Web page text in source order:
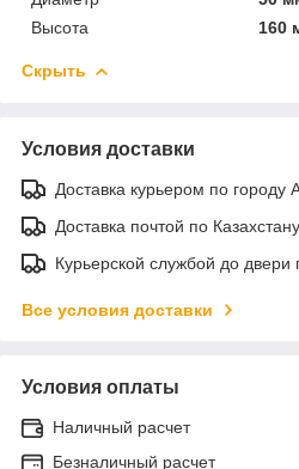
Высота
160
Скрыть
Условия доставки
Доставка курьером по городу
Доставка почтой по Казахстану
Курьерской службой до двери
Все условия доставки
Условия оплаты
Наличный расчет
Безналичный расчет